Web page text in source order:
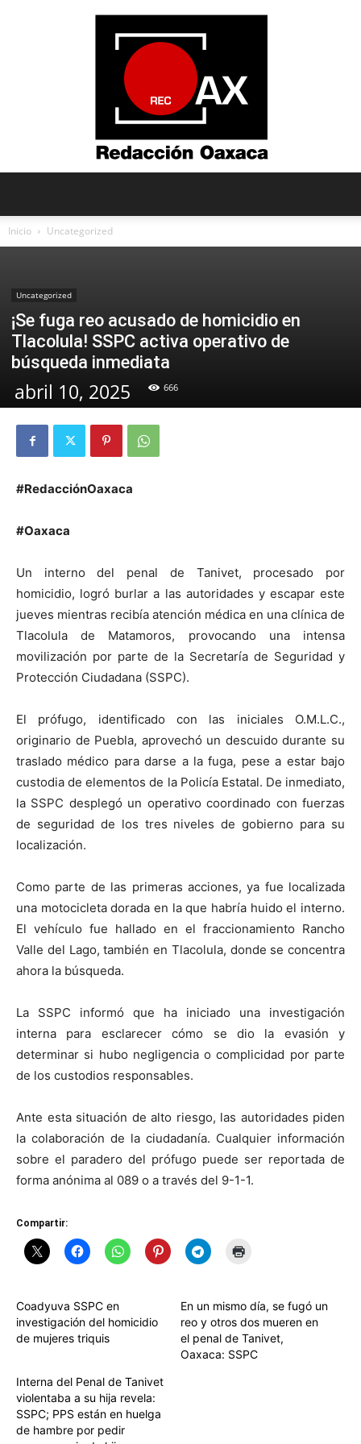
Inicio Uncategorized
Uncategorized
¡Se fuga reo acusado de homicidio en
Tlacolula! SSPC activa operativo de
búsqueda inmediata
abril 10, 2025 666
#RedacciónOaxaca
#Oaxaca
Un interno del penal de Tanivet, procesado por
homicidio, logró burlar a las autoridades y escapar este
jueves mientras recibía atención médica en una clínica de
Tlacolula de Matamoros, provocando una intensa
movilización por parte de la Secretaría de Seguridad y
Protección Ciudadana (SSPC).
El prófugo, identificado con las iniciales O.M.L.C.,
originario de Puebla, aprovechó un descuido durante su
traslado médico para darse a la fuga, pese a estar bajo
custodia de elementos de la Policía Estatal. De inmediato,
la SSPC desplegó un operativo coordinado con fuerzas
de seguridad de los tres niveles de gobierno para su
localización.
Como parte de las primeras acciones, ya fue localizada
una motocicleta dorada en la que habría huido el interno.
El vehículo fue hallado en el fraccionamiento Rancho
Valle del Lago, también en Tlacolula, donde se concentra
ahora la búsqueda.
La SSPC informó que ha iniciado una investigación
interna para esclarecer cómo se dio la evasión y
determinar si hubo negligencia o complicidad por parte
de los custodios responsables.
Ante esta situación de alto riesgo, las autoridades piden
la colaboración de la ciudadanía. Cualquier información
sobre el paradero del prófugo puede ser reportada de
forma anónima al 089 o a través del 9-1-1.
Compartir:
Coadyuva SSPC en
investigación del homicidio
de mujeres triquis
En un mismo día, se fugó un
reo y otros dos mueren en
el penal de Tanivet,
Oaxaca: SSPC
Interna del Penal de Tanivet
violentaba a su hija revela:
SSPC; PPS están en huelga
de hambre por pedir